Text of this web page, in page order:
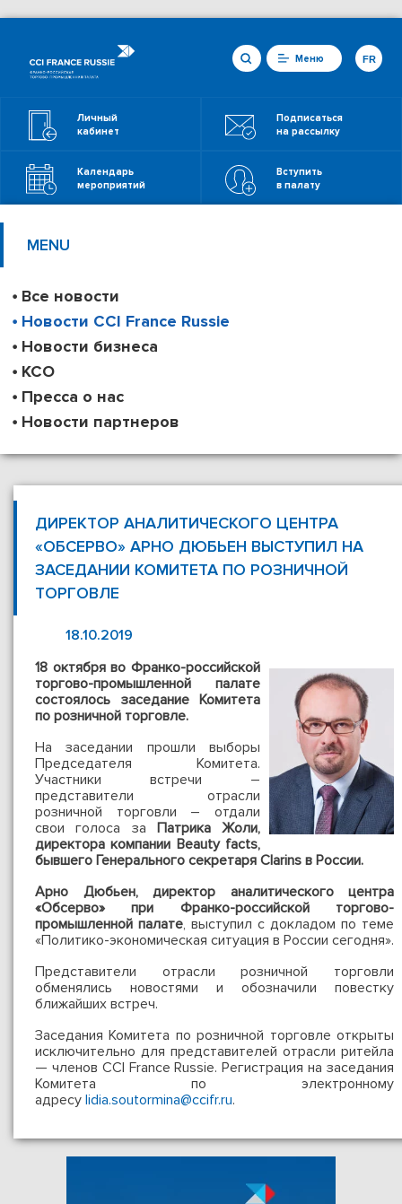
Меню
Личный
кабинет
Подписаться
на рассылку
Календарь
мероприятий
Вступить
в палату
FR
MENU
Все новости
Новости CCI France Russie
Новости бизнеса
КСО
Пресса о нас
Новости партнеров
ДИРЕКТОР АНАЛИТИЧЕСКОГО ЦЕНТРА
«ОБСЕРВО» АРНО ДЮБЬЕН ВЫСТУПИЛ НА
ЗАСЕДАНИИ КОМИТЕТА ПО РОЗНИЧНОЙ
ТОРГОВЛЕ
18.10.2019
18 октября во Франко-российской
торгово-промышленной палате
состоялось заседание Комитета
по розничной торговле.
На заседании прошли выборы
Председателя Комитета.
Участники встречи –
представители отрасли
розничной торговли – отдали
свои голоса за Патрика Жоли,
директора компании Beauty facts,
бывшего Генерального секретаря Clarins в России.
Арно Дюбьен, директор аналитического центра
«Обсерво» при Франко-российской торгово-
промышленной палате, выступил с докладом по теме
«Политико-экономическая ситуация в России сегодня».
Представители отрасли розничной торговли
обменялись новостями и обозначили повестку
ближайших встреч.
Заседания Комитета по розничной торговле открыты
исключительно для представителей отрасли ритейла
— членов CCI France Russie. Регистрация на заседания
Комитета по электронному
адресу lidia.soutormina@ccifr.ru.